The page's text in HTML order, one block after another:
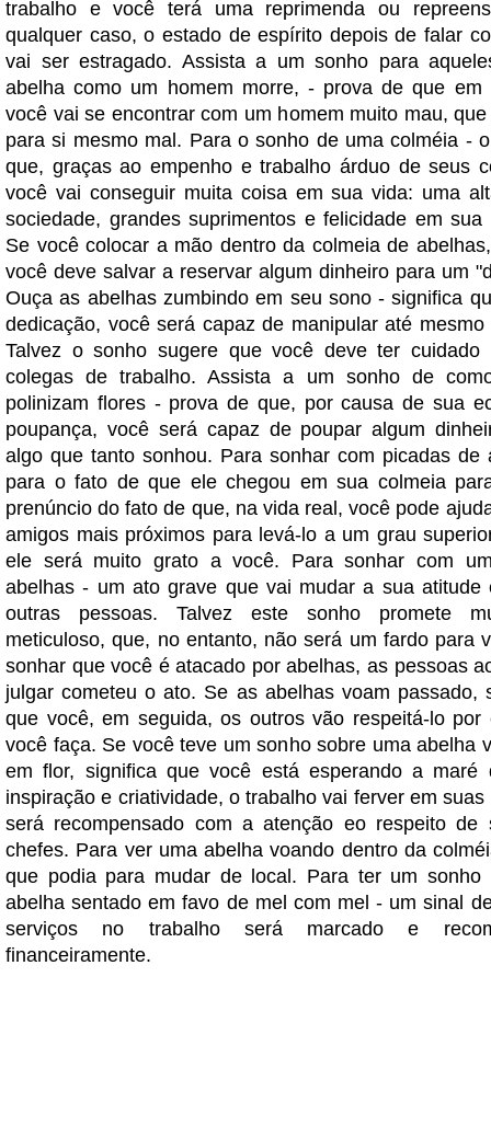
trabalho e você terá uma reprimenda ou
qualquer caso, o estado de espírito depois de falar
vai ser estragado. Assista a um sonho para
abelha como um homem morre, - prova de que em
você vai se encontrar com um homem muito mau,
para si mesmo mal. Para o sonho de uma colméia -
que, graças ao empenho e trabalho árduo de seus
você vai conseguir muita coisa em sua vida: uma
sociedade, grandes suprimentos e felicidade em sua
Se você colocar a mão dentro da colmeia de
você deve salvar a reservar algum dinheiro para um
Ouça as abelhas zumbindo em seu sono - significa
dedicação, você será capaz de manipular até
Talvez o sonho sugere que você deve ter cuidado
colegas de trabalho. Assista a um sonho de
polinizam flores - prova de que, por causa de sua
poupança, você será capaz de poupar algum
algo que tanto sonhou. Para sonhar com picadas de
para o fato de que ele chegou em sua colmeia
prenúncio do fato de que, na vida real, você pode
amigos mais próximos para levá-lo a um grau
ele será muito grato a você. Para sonhar com
abelhas - um ato grave que vai mudar a sua atitude
outras pessoas. Talvez este sonho promete
meticuloso, que, no entanto, não será um fardo para
sonhar que você é atacado por abelhas, as pessoas
julgar cometeu o ato. Se as abelhas voam passado,
que você, em seguida, os outros vão respeitá-lo por
você faça. Se você teve um sonho sobre uma abelha
em flor, significa que você está esperando a maré
inspiração e criatividade, o trabalho vai ferver em
será recompensado com a atenção eo respeito de
chefes. Para ver uma abelha voando dentro da
que podia para mudar de local. Para ter um sonho
abelha sentado em favo de mel com mel - um sinal
serviços no trabalho será marcado e
financeiramente.